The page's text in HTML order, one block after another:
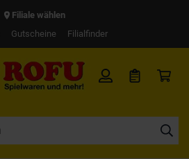
Filiale wählen
Gutscheine Filialfinder